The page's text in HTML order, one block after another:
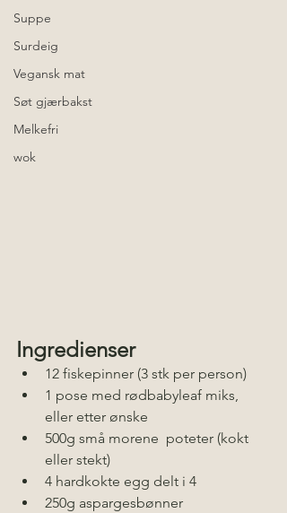
Suppe
Surdeig
Vegansk mat
Søt gjærbakst
Melkefri
wok
Ingredienser
12 fiskepinner (3 stk per person)
1 pose med rødbabyleaf miks,
eller etter ønske
500g små morene  poteter (kokt
eller stekt)
4 hardkokte egg delt i 4
250g aspargesbønner